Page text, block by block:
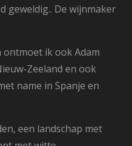
geweldig.. De wijnmaker
ontmoet ik ook Adam
Zeeland en ook
name in Spanje en
een landschap met